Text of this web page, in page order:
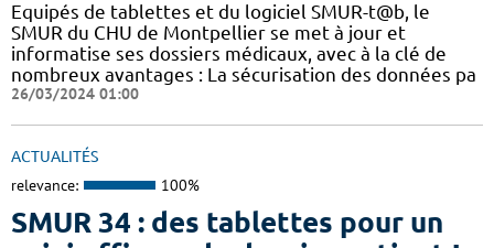
​​Equipés de tablettes et du logiciel SMUR-t@b, le
SMUR du CHU de Montpellier se met à jour et
informatise ses dossiers médicaux, avec à la clé de
nombreux avantages : ​​La sécurisation des données pa
26/03/2024 01:00
ACTUALITÉS
relevance: 100%
SMUR 34 : des tablettes pour un